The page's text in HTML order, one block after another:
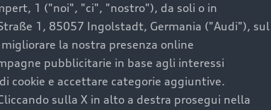
1 ("noi", "ci", "nostro"), da soli o in
1, 85057 Ingolstadt, Germania ("Audi"), sul
la nostra presenza online
pubblicitarie in base agli interessi
cookie e accettare categorie aggiuntive.
sulla X in alto a destra prosegui nella